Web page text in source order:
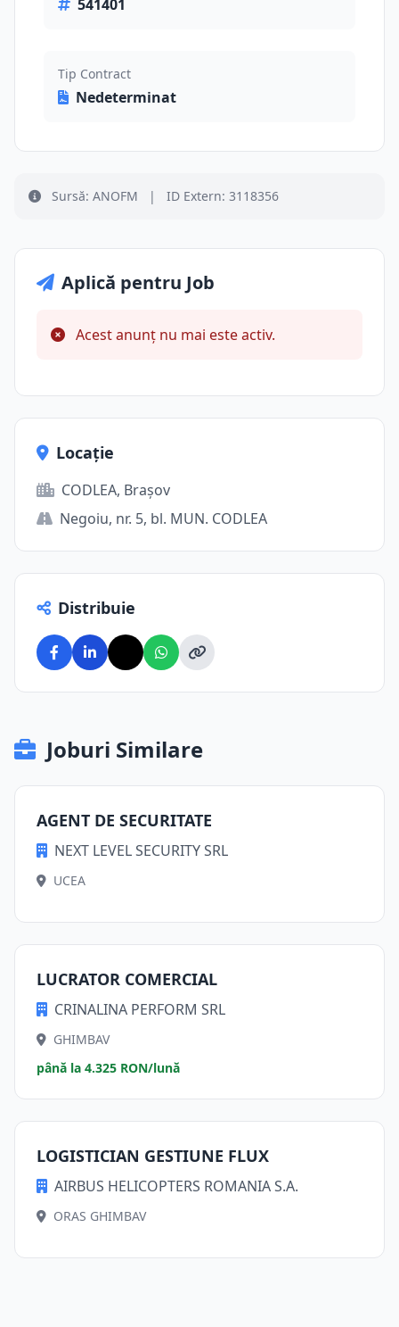
541401
Tip Contract
Nedeterminat
Sursă: ANOFM | ID Extern: 3118356
Aplică pentru Job
Acest anunț nu mai este activ.
Locație
CODLEA, Brașov
Negoiu, nr. 5, bl. MUN. CODLEA
Distribuie
Joburi Similare
AGENT DE SECURITATE
NEXT LEVEL SECURITY SRL
UCEA
LUCRATOR COMERCIAL
CRINALINA PERFORM SRL
GHIMBAV
până la 4.325 RON/lună
LOGISTICIAN GESTIUNE FLUX
AIRBUS HELICOPTERS ROMANIA S.A.
ORAS GHIMBAV